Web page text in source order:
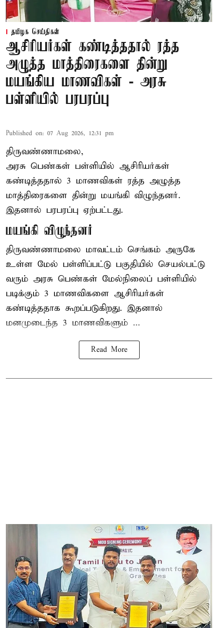
தமிழக செய்திகள்
ஆசிரியர்கள் கண்டித்ததால் ரத்த
அழுத்த மாத்திரைகளை தின்று
மயங்கிய மாணவிகள் - அரசு
பள்ளியில் பரபரப்பு
Published on: 07 Aug 2026, 12:31 pm
திருவண்ணாமலை,
அரசு பெண்கள் பள்ளியில் ஆசிரியர்கள்
கண்டித்ததால் 3 மாணவிகள் ரத்த அழுத்த
மாத்திரைகளை தின்று மயங்கி விழுந்தனர்.
இதனால் பரபரப்பு ஏற்பட்டது.
மயங்கி விழுந்தனர்
திருவண்ணாமலை மாவட்டம் செங்கம் அருகே
உள்ள மேல் பள்ளிப்பட்டு பகுதியில் செயல்பட்டு
வரும் அரசு பெண்கள் மேல்நிலைப் பள்ளியில்
படிக்கும் 3 மாணவிகளை ஆசிரியர்கள்
கண்டித்ததாக கூறப்படுகிறது. இதனால்
மனமுடைந்த 3 மாணவிகளும் ...
Read More